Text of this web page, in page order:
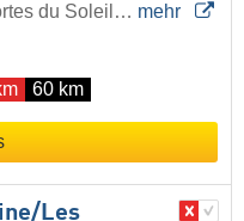
du Soleil… mehr
60 km
​Les